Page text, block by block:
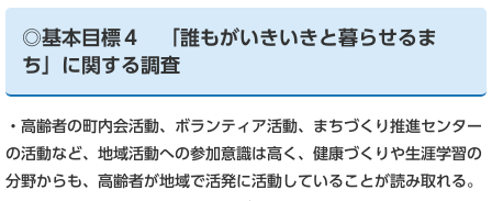
◎基本目標４ 「誰もがいきいきと暮らせるま
ち」に関する調査
・高齢者の町内会活動、ボランティア活動、まちづくり推進センター
の活動など、地域活動への参加意識は高く、健康づくりや生涯学習の
分野からも、高齢者が地域で活発に活動していることが読み取れる。